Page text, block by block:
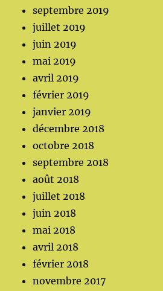
septembre 2019
juillet 2019
juin 2019
mai 2019
avril 2019
février 2019
janvier 2019
décembre 2018
octobre 2018
septembre 2018
août 2018
juillet 2018
juin 2018
mai 2018
avril 2018
février 2018
novembre 2017